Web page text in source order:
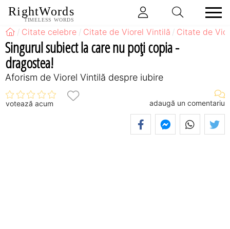
RightWords
TIMELESS WORDS
Citate celebre Citate de Viorel Vintilă Citate de
Singurul subiect la care nu poţi copia -
dragostea!
Aforism de Viorel Vintilă despre iubire
votează acum adaugă un comentariu